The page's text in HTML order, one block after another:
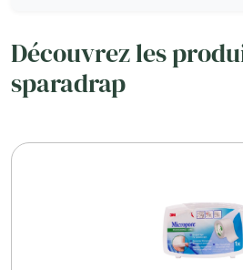
Découvrez les
sparadrap